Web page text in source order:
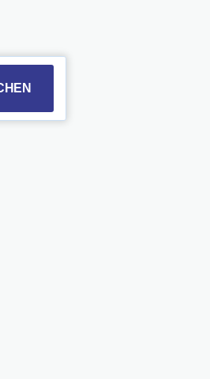
select a date. Press the
and select a date.